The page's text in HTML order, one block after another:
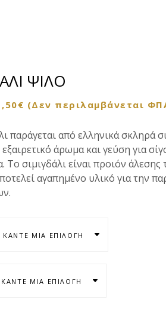
ΨΙΛΟ
€ (Δεν περιλαμβάνεται
παράγεται από ελληνικά σκληρά
άρωμα και γεύση για
Το σιμιγδάλι είναι προιόν
αγαπημένο υλικό για την
ΚΆΝΤΕ ΜΊΑ ΕΠΙΛΟΓΉ
ΚΆΝΤΕ ΜΊΑ ΕΠΙΛΟΓΉ